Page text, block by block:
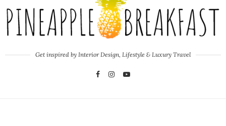
Get inspired by Interior Design, Lifestyle & Luxury Travel